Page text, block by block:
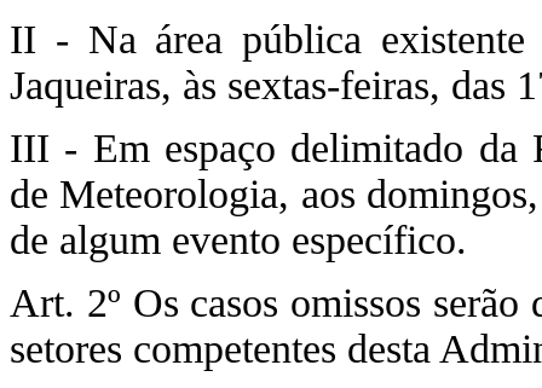
II - Na área pública
Jaqueiras, às sextas-feiras, das
III - Em espaço delimitado
de Meteorologia, aos
de algum evento específico.
Art. 2º Os casos omissos
setores competentes desta